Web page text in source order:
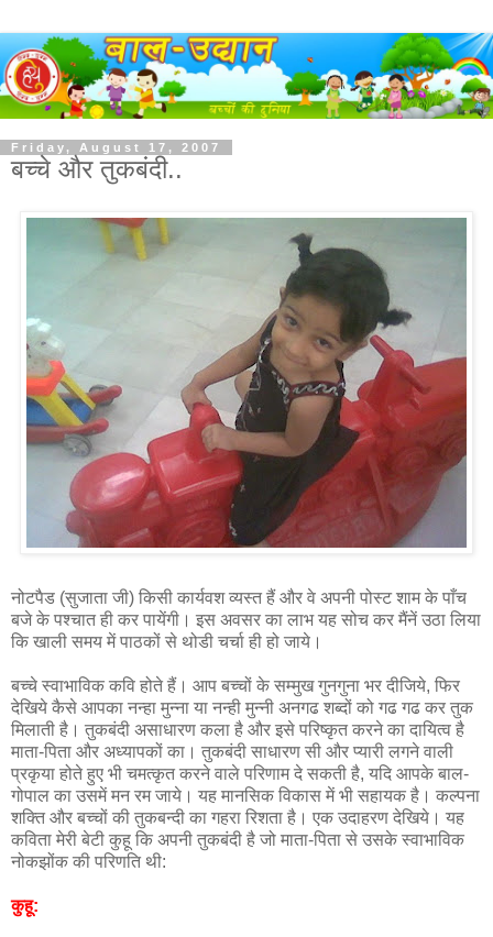
Friday, August 17, 2007
बच्चे और तुकबंदी..
नोटपैड (सुजाता जी) किसी कार्यवश व्यस्त हैं और वे अपनी पोस्ट शाम के पाँच
बजे के पश्चात ही कर पायेंगी। इस अवसर का लाभ यह सोच कर मैंनें उठा लिया
कि खाली समय में पाठकों से थोडी चर्चा ही हो जाये।
बच्चे स्वाभाविक कवि होते हैं। आप बच्चों के सम्मुख गुनगुना भर दीजिये, फिर
देखिये कैसे आपका नन्हा मुन्ना या नन्ही मुन्नी अनगढ शब्दों को गढ गढ कर तुक
मिलाती है। तुकबंदी असाधारण कला है और इसे परिष्कृत करने का दायित्व है
माता-पिता और अध्यापकों का। तुकबंदी साधारण सी और प्यारी लगने वाली
प्रकृया होते हुए भी चमत्कृत करने वाले परिणाम दे सकती है, यदि आपके बाल-
गोपाल का उसमें मन रम जाये। यह मानसिक विकास में भी सहायक है। कल्पना
शक्ति और बच्चों की तुकबन्दी का गहरा रिशता है। एक उदाहरण देखिये। यह
कविता मेरी बेटी कुहू कि अपनी तुकबंदी है जो माता-पिता से उसके स्वाभाविक
नोकझोंक की परिणति थी:
कुहू: